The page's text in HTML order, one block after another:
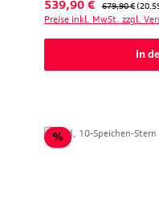
Verkaufspreis:
539,90 € 679,90 €
Preise inkl. MwSt. zzgl.
In
%Rabatt